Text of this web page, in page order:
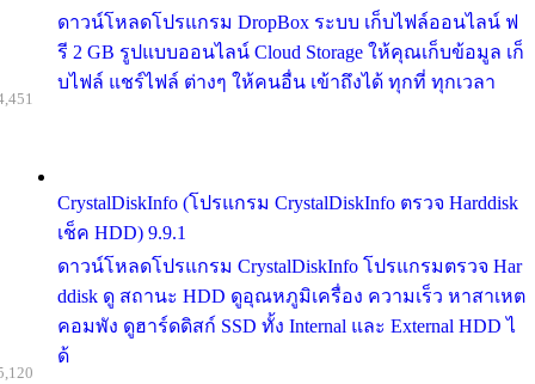
ดาวน์โหลดโปรแกรม DropBox ระบบ เก็บไฟล์ออนไลน์ ฟ
รี 2 GB รูปแบบออนไลน์ Cloud Storage ให้คุณเก็บข้อมูล เก็
บไฟล์ แชร์ไฟล์ ต่างๆ ให้คนอื่น เข้าถึงได้ ทุกที่ ทุกเวลา
CrystalDiskInfo (โปรแกรม CrystalDiskInfo ตรวจ Harddisk
เช็ค HDD) 9.9.1
ดาวน์โหลดโปรแกรม CrystalDiskInfo โปรแกรมตรวจ Har
ddisk ดู สถานะ HDD ดูอุณหภูมิเครื่อง ความเร็ว หาสาเหต
คอมพัง ดูฮาร์ดดิสก์ SSD ทั้ง Internal และ External HDD ไ
ด้